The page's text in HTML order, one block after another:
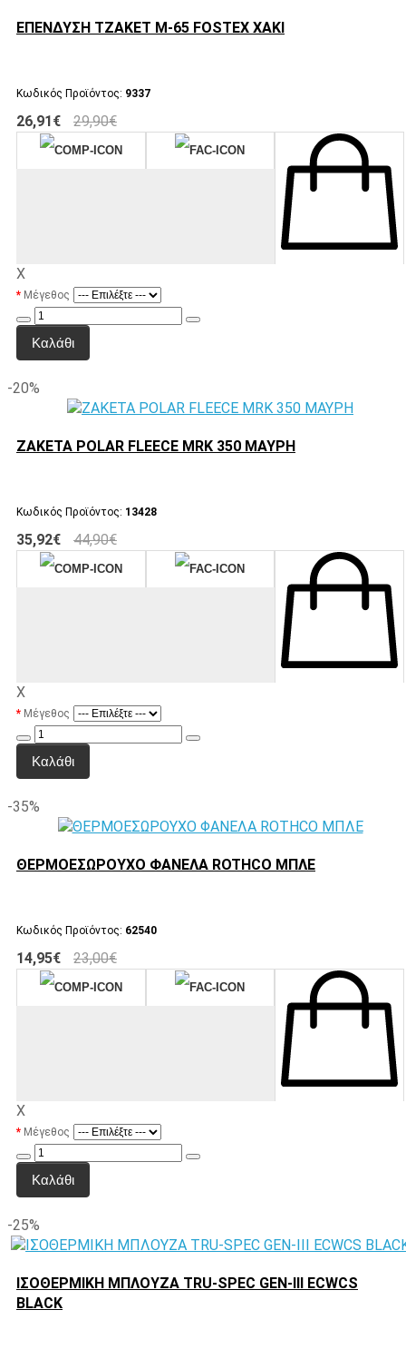
ΕΠΕΝΔΥΣΗ ΤΖΑΚΕΤ Μ-65 FOSTEX ΧΑΚΙ
Κωδικός Προϊόντος: 9337
26,91€ 29,90€
X
Μέγεθος
Καλάθι
-20%
ΖΑΚΕΤΑ POLAR FLEECE MRK 350 ΜΑΥΡH
Κωδικός Προϊόντος: 13428
35,92€ 44,90€
X
Μέγεθος
Καλάθι
-35%
ΘΕΡΜΟΕΣΩΡΟΥΧΟ ΦΑΝΕΛΑ ROTHCO ΜΠΛΕ
Κωδικός Προϊόντος: 62540
14,95€ 23,00€
X
Μέγεθος
Καλάθι
-25%
ΙΣΟΘΕΡΜΙΚΗ ΜΠΛΟΥΖΑ TRU-SPEC GEN-III ECWCS
BLACK